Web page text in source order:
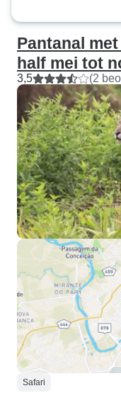
Pantanal
half mei tot
3,5 (2
Safari